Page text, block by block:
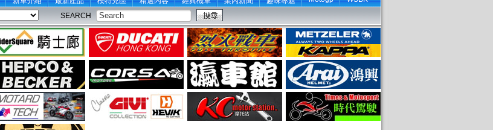
SEARCH